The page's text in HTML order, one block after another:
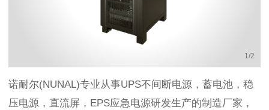
1 /2
诺耐尔(NUNAL)专业从事UPS不间断电源，蓄电池，稳
压电源，直流屏，EPS应急电源研发生产的制造厂家，